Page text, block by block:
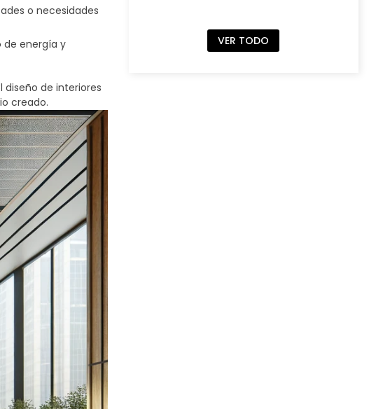
o necesidades
de energía y
de interiores
creado.
VER TODO